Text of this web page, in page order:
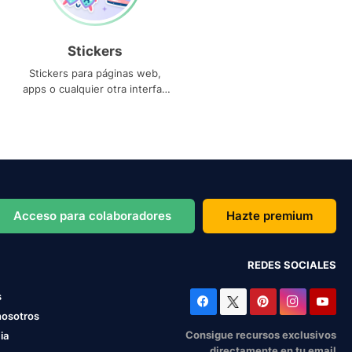
Stickers
Stickers para páginas web,
apps o cualquier otra interfaz
Acceso para colaboradores Hazte premium
REDES SOCIALES
Consigue recursos exclusivos